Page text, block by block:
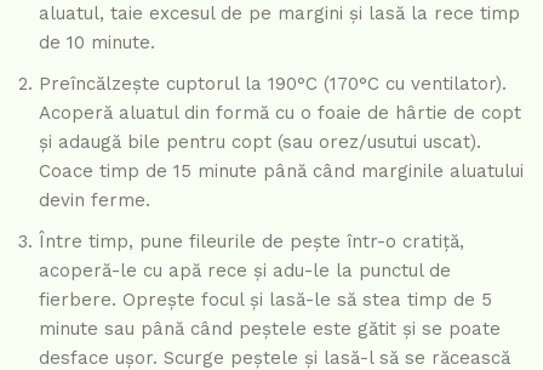
aluatul, taie excesul de pe margini și lasă la rece timp
de 10 minute.
Preîncălzește cuptorul la 190°C (170°C cu ventilator).
Acoperă aluatul din formă cu o foaie de hârtie de copt
și adaugă bile pentru copt (sau orez/usutui uscat).
Coace timp de 15 minute până când marginile aluatului
devin ferme.
Între timp, pune fileurile de pește într-o cratiță,
acoperă-le cu apă rece și adu-le la punctul de
fierbere. Oprește focul și lasă-le să stea timp de 5
minute sau până când peștele este gătit și se poate
desface ușor. Scurge peștele și lasă-l să se răcească